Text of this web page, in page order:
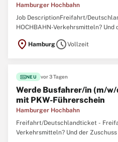
Hamburger Hochbahn
Job DescriptionFreifahrt/
HOCHBAHN-Verkehrsmitteln? Und
sicherst dir deine Zukunft mit
location_on HamburgscheduleVollzeit
fiber_newNEU vor 3 Tagen
Werde Busfahrer/in (m/
mit PKW-Führerschein
Hamburger Hochbahn
Freifahrt/Deutschlandticket -
Verkehrsmitteln? Und der